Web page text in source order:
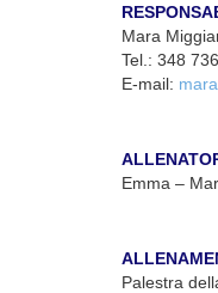
Mara
Tel.: 348
E-mail:
Emma –
Palestra